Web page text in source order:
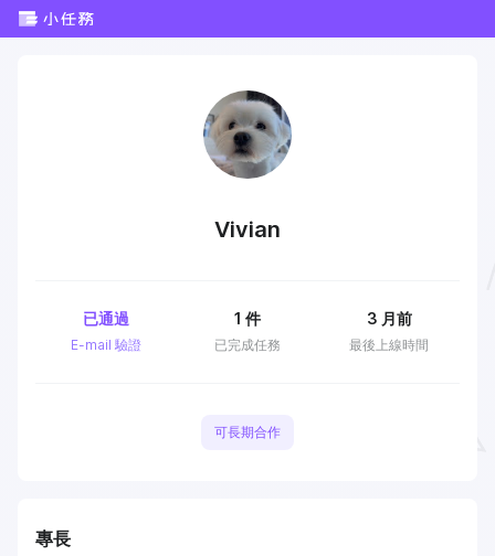
Vivian
E-mail 驗證
已通過
已完成任務
1 件
最後上線時間
3 月前
可長期合作
專長